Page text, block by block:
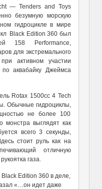
— Tenders and Toys
безумную морскую
гидроцикле в мире
Black Edition 360 был
158 Performance,
для экстремального
активном участии
по аквабайку Джеймса
Rotax 1500cc 4 Tech
Обычные гидроциклы,
не более 100
выглядят как
всего 3 секунды,
стоит руль как на
отличную
газа.
Edition 360 в деле,
«…он идет даже